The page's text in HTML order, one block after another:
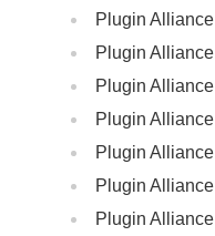
Plugin
bx_console
Plugin
bx_console SSL
Plugin
Plugin
Plugin
TBTECHPlugin
Plugin